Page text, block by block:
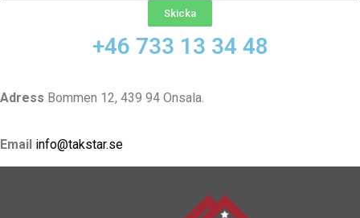
Skicka
+46 733 13 34 48
Adress Bommen 12, 439 94 Onsala.
Email info@takstar.se